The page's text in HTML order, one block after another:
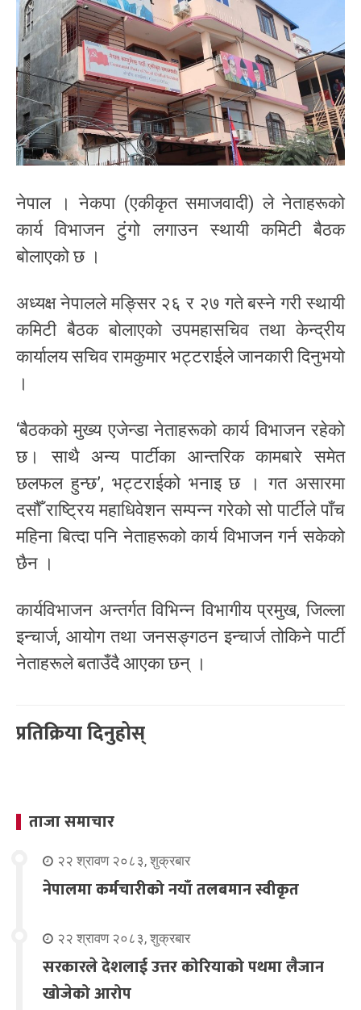
नेपाल । नेकपा (एकीकृत समाजवादी) ले नेताहरूको
कार्य विभाजन टुंगो लगाउन स्थायी कमिटी बैठक
बोलाएको छ ।
अध्यक्ष नेपालले मङ्सिर २६ र २७ गते बस्ने गरी स्थायी
कमिटी बैठक बोलाएको उपमहासचिव तथा केन्द्रीय
कार्यालय सचिव रामकुमार भट्टराईले जानकारी दिनुभयो
।
‘बैठकको मुख्य एजेन्डा नेताहरूको कार्य विभाजन रहेको
छ। साथै अन्य पार्टीका आन्तरिक कामबारे समेत
छलफल हुन्छ’, भट्टराईको भनाइ छ । गत असारमा
दसौँ राष्ट्रिय महाधिवेशन सम्पन्न गरेको सो पार्टीले पाँच
महिना बित्दा पनि नेताहरूको कार्य विभाजन गर्न सकेको
छैन ।
कार्यविभाजन अन्तर्गत विभिन्न विभागीय प्रमुख, जिल्ला
इन्चार्ज, आयोग तथा जनसङ्गठन इन्चार्ज तोकिने पार्टी
नेताहरूले बताउँदै आएका छन् ।
प्रतिक्रिया दिनुहोस्
ताजा समाचार
२२ श्रावण २०८३, शुक्रबार
नेपालमा कर्मचारीको नयाँ तलबमान स्वीकृत
२२ श्रावण २०८३, शुक्रबार
सरकारले देशलाई उत्तर कोरियाको पथमा लैजान
खोजेको आरोप